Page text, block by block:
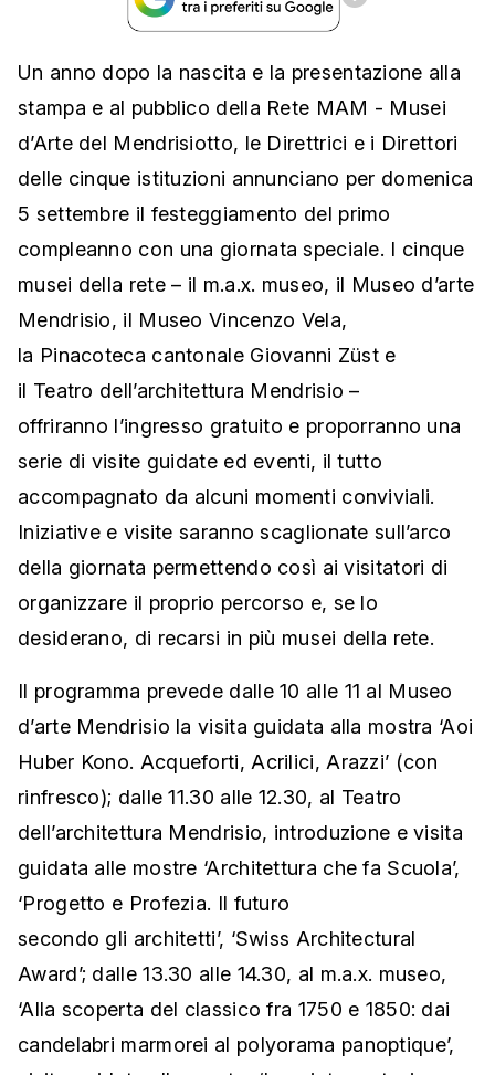
Un anno dopo la nascita e la presentazione alla
stampa e al pubblico della Rete MAM - Musei
d’Arte del Mendrisiotto, le Direttrici e i Direttori
delle cinque istituzioni annunciano per domenica
5 settembre il festeggiamento del primo
compleanno con una giornata speciale. I cinque
musei della rete – il m.a.x. museo, il Museo d’arte
Mendrisio, il Museo Vincenzo Vela,
la Pinacoteca cantonale Giovanni Züst e
il Teatro dell’architettura Mendrisio –
offriranno l’ingresso gratuito e proporranno una
serie di visite guidate ed eventi, il tutto
accompagnato da alcuni momenti conviviali.
Iniziative e visite saranno scaglionate sull’arco
della giornata permettendo così ai visitatori di
organizzare il proprio percorso e, se lo
desiderano, di recarsi in più musei della rete.
Il programma prevede dalle 10 alle 11 al Museo
d’arte Mendrisio la visita guidata alla mostra ‘Aoi
Huber Kono. Acqueforti, Acrilici, Arazzi’ (con
rinfresco); dalle 11.30 alle 12.30, al Teatro
dell’architettura Mendrisio, introduzione e visita
guidata alle mostre ‘Architettura che fa Scuola’,
‘Progetto e Profezia. Il futuro
secondo gli architetti’, ‘Swiss Architectural
Award’; dalle 13.30 alle 14.30, al m.a.x. museo,
‘Alla scoperta del classico fra 1750 e 1850: dai
candelabri marmorei al polyorama panoptique’,